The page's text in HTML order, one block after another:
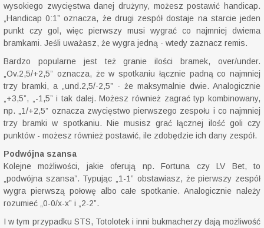
wysokiego zwycięstwa danej drużyny, możesz postawić handicap.
„Handicap 0:1” oznacza, że drugi zespół dostaje na starcie jeden
punkt czy gol, więc pierwszy musi wygrać co najmniej dwiema
bramkami. Jeśli uważasz, że wygra jedną - wtedy zaznacz remis.
Bardzo popularne jest też granie ilości bramek, over/under.
„Ov.2,5/+2,5” oznacza, że w spotkaniu łącznie padną co najmniej
trzy bramki, a „und.2,5/-2,5” - że maksymalnie dwie. Analogicznie
„+3,5”, „-1,5” i tak dalej. Możesz również zagrać typ kombinowany,
np. „1/+2,5” oznacza zwycięstwo pierwszego zespołu i co najmniej
trzy bramki w spotkaniu. Nie musisz grać łącznej ilość goli czy
punktów - możesz również postawić, ile zdobędzie ich dany zespół.
Podwójna szansa
Kolejne możliwości, jakie oferują np. Fortuna czy LV Bet, to
„podwójna szansa”. Typując „1-1” obstawiasz, że pierwszy zespół
wygra pierwszą połowę albo całe spotkanie. Analogicznie należy
rozumieć „0-0/x-x” i „2-2”.
I w tym przypadku STS, Totolotek i inni bukmacherzy dają możliwość